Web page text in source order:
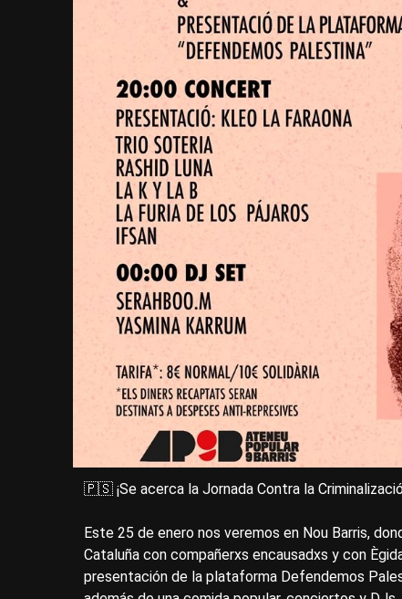
🇵🇸 ¡Se acerca la Jornada Contra la
Este 25 de enero nos veremos en Nou Barris,
Cataluña con compañerxs encausadxs y con
presentación de la plataforma Defendemos